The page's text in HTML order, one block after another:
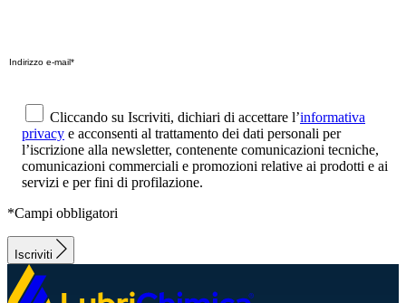
Cliccando su Iscriviti, dichiari di accettare l’informativa
privacy e acconsenti al trattamento dei dati personali per
l’iscrizione alla newsletter, contenente comunicazioni tecniche,
comunicazioni commerciali e promozioni relative ai prodotti e ai
servizi e per fini di profilazione.
*Campi obbligatori
Iscriviti